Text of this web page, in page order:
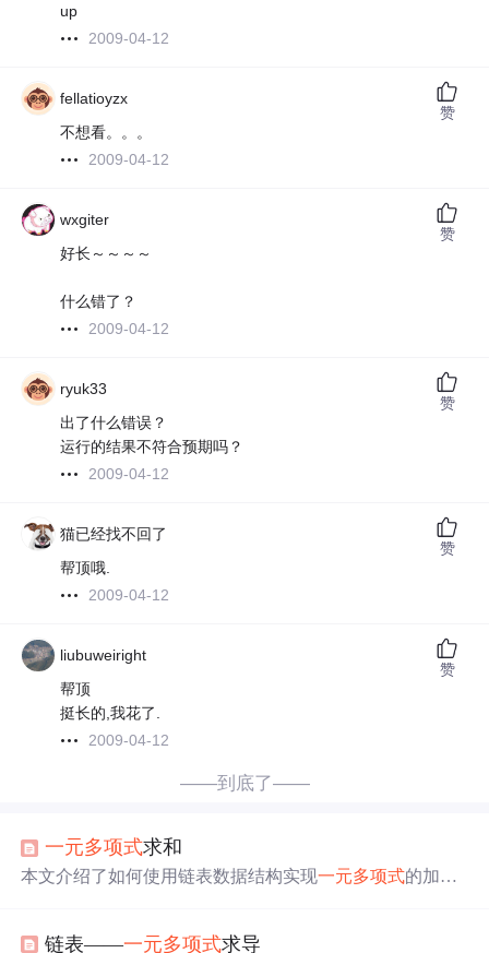
up
2009-04-12
fellatioyzx
不想看。。。
2009-04-12
赞
wxgiter
好长～～～～
什么错了？
2009-04-12
赞
ryuk33
出了什么错误？
运行的结果不符合预期吗？
2009-04-12
赞
猫已经找不回了
帮顶哦.
2009-04-12
赞
liubuweiright
帮顶
挺长的,我花了.
2009-04-12
赞
——到底了——
一元多项式求和
本文介绍了如何使用链表数据结构实现一元多项式的加法
链表——一元多项式求导